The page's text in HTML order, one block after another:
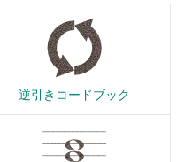
逆引きコードブック